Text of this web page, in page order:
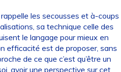
les secousses et à-coups
sa technique celle des
le langage pour mieux en
efficacité est de proposer, sans
de ce que c’est qu’être un
avoir une perspective sur cet